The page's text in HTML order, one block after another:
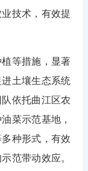
技术，有效提
等措施，显著
土壤生态系统
依托曲江区农
菜示范基地，
种形式，有效
范带动效应。